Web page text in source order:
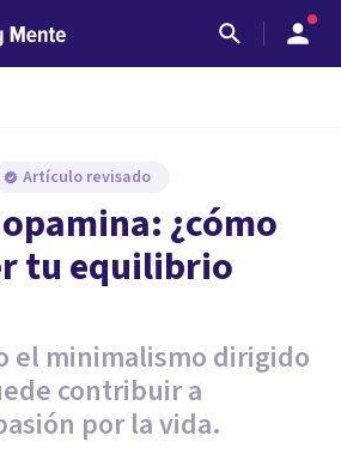
Artículo revisado
¿cómo
tu equilibrio
el minimalismo dirigido
contribuir a
por la vida.